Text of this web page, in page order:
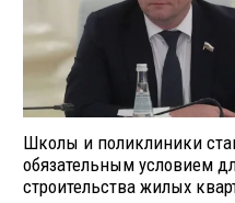
Школы и поликлиники
обязательным условием
строительства жилых